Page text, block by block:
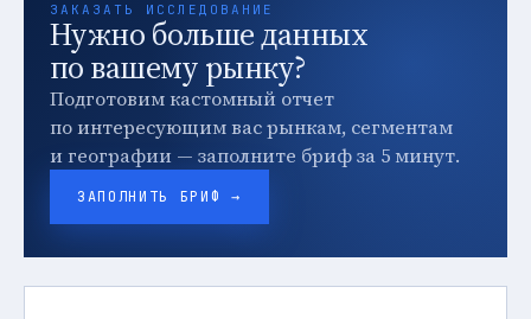
ЗАКАЗАТЬ ИССЛЕДОВАНИЕ
Нужно больше данных
по вашему рынку?
Подготовим кастомный отчет
по интересующим вас рынкам, сегментам
и географии — заполните бриф за 5 минут.
ЗАПОЛНИТЬ БРИФ →